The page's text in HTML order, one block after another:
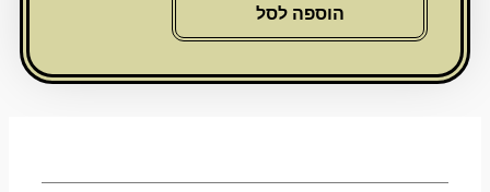
לראש
17*41
הוספה לסל